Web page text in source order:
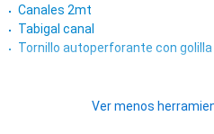
Canales 2mt
Tabigal canal
Tornillo autoperforante con golilla
Ver menos